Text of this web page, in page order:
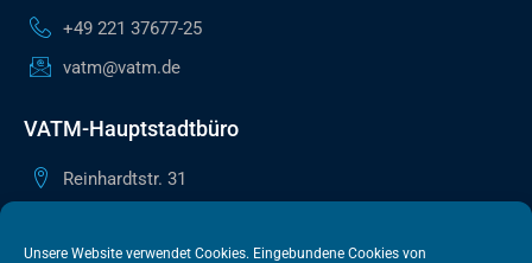
Unsere Website verwendet Cookies. Eingebundene Cookies von
+49 221 37677-25
vatm@vatm.de
VATM-Hauptstadtbüro
Reinhardtstr. 31
+49 30 505615-38